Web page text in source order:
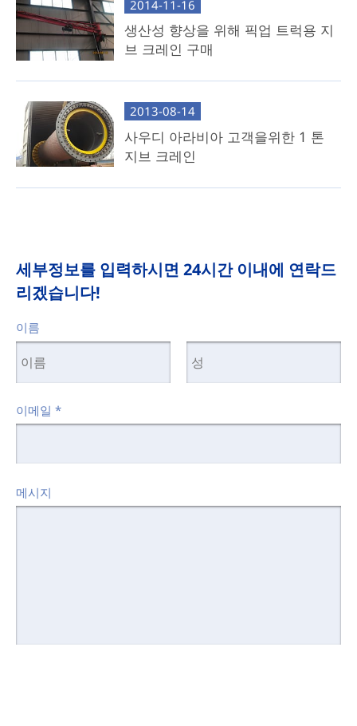
2014-11-16
생산성 향상을 위해 픽업 트럭용 지
브 크레인 구매
2013-08-14
사우디 아라비아 고객을위한 1 톤
지브 크레인
세부정보를 입력하시면 24시간 이내에 연락드
리겠습니다!
이름
이메일 *
메시지